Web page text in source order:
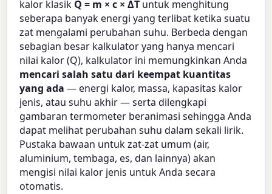
kalor klasik Q = m × c × ΔT untuk menghitung
seberapa banyak energi yang terlibat ketika suatu
zat mengalami perubahan suhu. Berbeda dengan
sebagian besar kalkulator yang hanya mencari
nilai kalor (Q), kalkulator ini memungkinkan Anda
mencari salah satu dari keempat kuantitas
yang ada — energi kalor, massa, kapasitas kalor
jenis, atau suhu akhir — serta dilengkapi
gambaran termometer beranimasi sehingga Anda
dapat melihat perubahan suhu dalam sekali lirik.
Pustaka bawaan untuk zat-zat umum (air,
aluminium, tembaga, es, dan lainnya) akan
mengisi nilai kalor jenis untuk Anda secara
otomatis.